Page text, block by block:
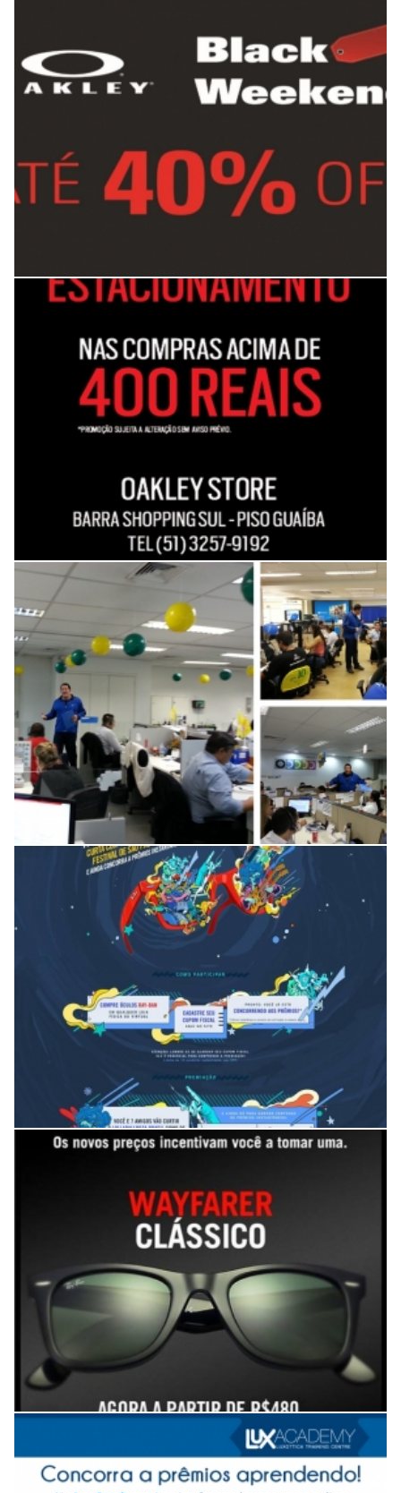
Flyer promocional Oakley
Lançamento da campanha Xerox
com ator performático nos
distribuidores
Campanha de incentivo a vendas
Campanha de incentivo